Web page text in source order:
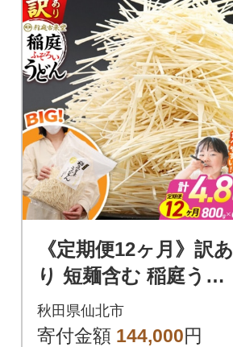
《定期便12ヶ月》訳あ
り 短麺含む 稲庭うど
ん 800g×6を12回|02_i
kd-110612
秋田県仙北市
寄付金額 144,000円